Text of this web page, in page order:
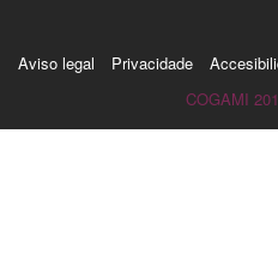
Aviso legal Privacidade
COGAMI